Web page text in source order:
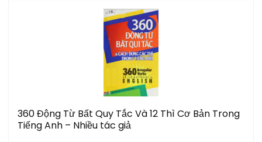
360 Động Từ Bất Quy Tắc Và 12 Thì Cơ Bản Trong
Tiếng Anh – Nhiều tác giả